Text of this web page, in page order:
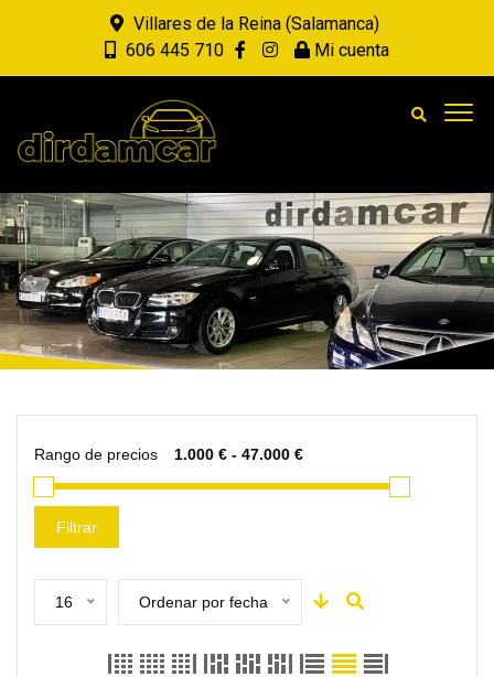
Villares de la Reina (Salamanca)
606 445 710
Mi cuenta
Rango de precios
Filtrar
16 Ordenar por fecha